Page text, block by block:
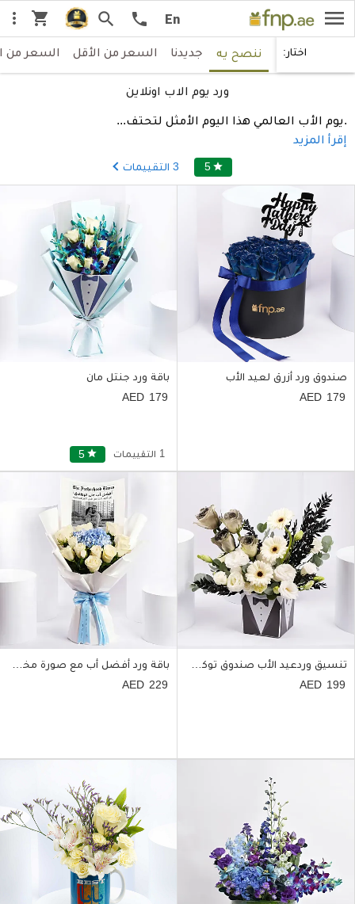
menu
En
call
search
shopping_cart
more_vert
ورد يوم الاب اونلاين
.يوم الأب العالمي هذا اليوم الأمثل لتحتف...
إقرأ المزيد
5 star
3 التقييمات
صندوق ورد أزرق لعيد الأب
179
باقة ورد جنتل مان
179
5 star 1 التقييمات
تنسيق وردعيد الأب صندوق توكسيدو
199
باقة ورد أفضل أب مع صورة مخصصة
229
اختار: ننصح يه جديدنا السعر من الأقل السعر من